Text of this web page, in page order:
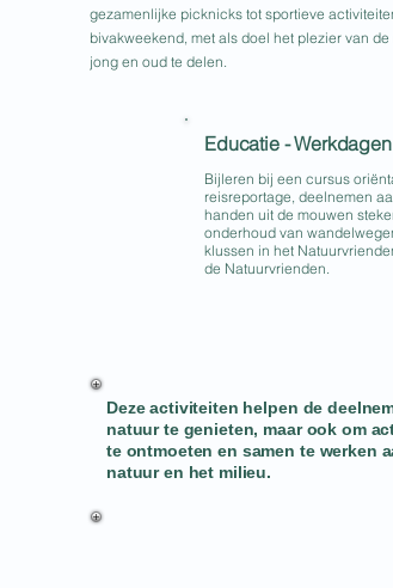
gezamenlijke picknicks tot sportieve
bivakweekend, met als doel het plezier van
jong en oud te delen.
Deze activiteiten helpen de
natuur te genieten, maar ook om
te ontmoeten en samen te werken
natuur en het milieu.
Educatie - Werkdagen
Bijleren bij een cursus
reisreportage, deelnemen
handen uit de mouwen
onderhoud van
klussen in het
de Natuurvrienden.